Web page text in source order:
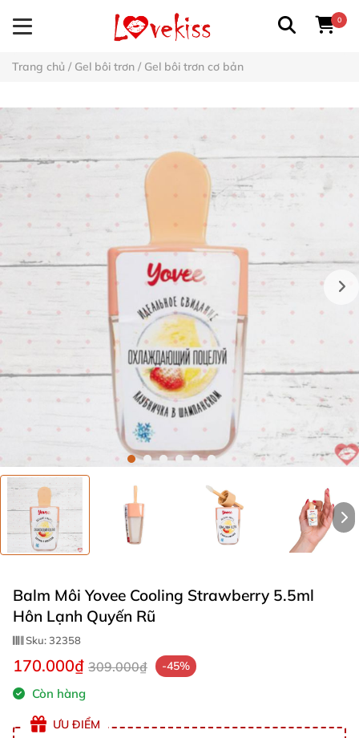
0
Trang chủ / Gel bôi trơn / Gel bôi trơn cơ bản
Balm Môi Yovee Cooling Strawberry 5.5ml
Hôn Lạnh Quyến Rũ
Sku:32358
170.000₫ 309.000₫ -45%
Còn hàng
ƯU ĐIỂM